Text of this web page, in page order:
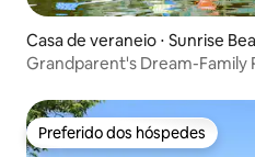
Casa de veraneio ⋅ Sunrise
Grandparent's Dream-Family
Preferido dos hóspedes
Preferido dos hóspedes